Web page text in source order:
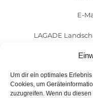
Um dir ein optimales
Cookies, um
zuzugreifen. Wenn du
E-
LAGADE